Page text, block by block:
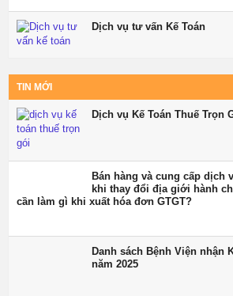
Dịch vụ tư vấn Kế Toán
TIN MỚI
Dịch vụ Kế Toán Thuế Trọn
Bán hàng và cung cấp dịch
khi thay đổi địa giới hành
cần làm gì khi xuất hóa đơn GTGT?
Danh sách Bệnh Viện nhận
năm 2025